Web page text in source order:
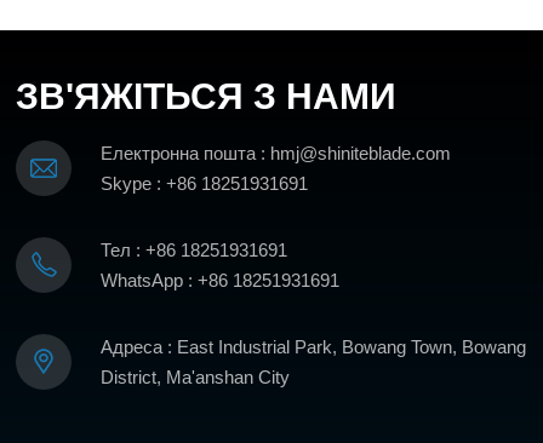
ЗВ'ЯЖІТЬСЯ З НАМИ
Електронна пошта : hmj@shiniteblade.com
Skype : +86 18251931691
Тел : +86 18251931691
WhatsApp : +86 18251931691
Адреса : East Industrial Park, Bowang Town, Bowang
District, Ma'anshan City